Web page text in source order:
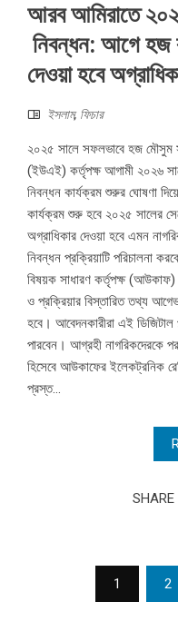
আরব আমিরাতে
নিবন্ধন: আগে হজ
দেওয়া হবে
ইসলাম, ফিচার
২০২৫ সালে সফলভাবে হজ
(ইউএই) কর্তৃপক্ষ আগামী ২০২৬
নিবন্ধন কার্যক্রম শুরুর ঘোষণা
কার্যক্রম শুরু হবে ২০২৫ সালের
অগ্রাধিকার দেওয়া হবে এমন
নিবন্ধন প্রক্রিয়াটি পরিচালনা
বিষয়ক সাধারণ কর্তৃপক্ষ
ও প্রক্রিয়ার বিস্তারিত তথ্য
হবে। আবেদনকারীরা এই ডিজিটাল
পারবেন। আগ্রহী নাগরিকদেরকে
হিসেবে আউকাফের ইলেকট্রনিক
প্রস্ত...
SHARE
pagination
1 2